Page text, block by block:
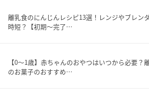
離乳食のにんじんレシピ13選！レンジやブレン
時短？【初期〜完了…
【0～1歳】赤ちゃんのおやつはいつから必要？
のお菓子のおすすめ…